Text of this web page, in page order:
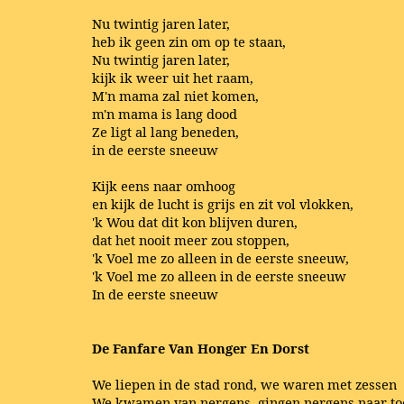
Nu twintig jaren later,
heb ik geen zin om op te staan,
Nu twintig jaren later,
kijk ik weer uit het raam,
M'n mama zal niet komen,
m'n mama is lang dood
Ze ligt al lang beneden,
in de eerste sneeuw
Kijk eens naar omhoog
en kijk de lucht is grijs en zit vol vlokken,
'k Wou dat dit kon blijven duren,
dat het nooit meer zou stoppen,
'k Voel me zo alleen in de eerste sneeuw,
'k Voel me zo alleen in de eerste sneeuw
In de eerste sneeuw
De Fanfare Van Honger En Dorst
We liepen in de stad rond, we waren met zessen